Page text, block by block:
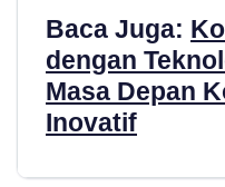
Baca Juga:
dengan
Masa Depan
Inovatif